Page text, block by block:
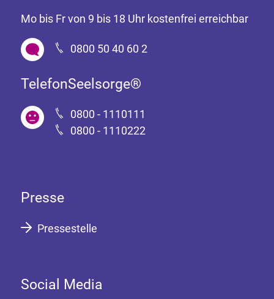
Mo bis Fr von 9 bis 18 Uhr kostenfrei erreichbar
0800 50 40 60 2
TelefonSeelsorge®
0800 - 1110111
0800 - 1110222
Presse
Pressestelle
Social Media